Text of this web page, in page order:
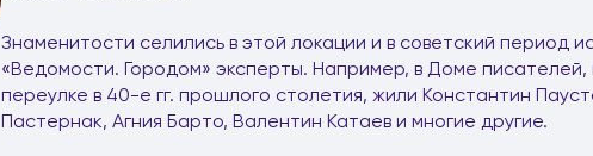
Знаменитости селились в этой локации и в советский
«Ведомости. Городом» эксперты. Например, в Доме
переулке в 40-е гг. прошлого столетия, жили Константин
Пастернак, Агния Барто, Валентин Катаев и многие другие.